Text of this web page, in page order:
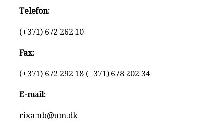
Telefon:
(+371) 672 262 10
Fax:
(+371) 672 292 18 (+371) 678 202 34
E-mail:
rixamb@um.dk